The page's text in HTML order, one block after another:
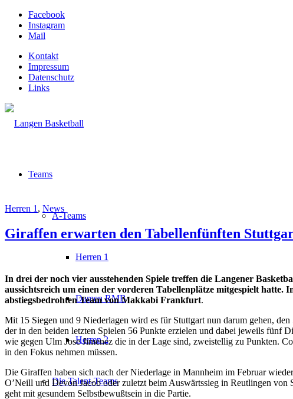
Facebook
Instagram
Mail
Kontakt
Impressum
Datenschutz
Links
Teams
A-Teams
Herren 1
Damen RMB
Herren 2
Die Talent-Teams
Herren 1 , News
Giraffen erwarten den Tabellenfünften
In drei der noch vier ausstehenden Spiele treffen die Langener
aussichtsreich um einen der vorderen Tabellenplätze mitgespielt
abstiegsbedrohten Team von Makkabi Frankfurt.
Mit 15 Siegen und 9 Niederlagen wird es für Stuttgart nun darum gehen,
der in den beiden letzten Spielen 56 Punkte erzielen und dabei jeweils
wie gegen Ulm Jose Jimenez die in der Lage sind, zweistellig zu Punkten.
in den Fokus nehmen müssen.
Die Giraffen haben sich nach der Niederlage in Mannheim im Februar
O’Neill und Devon Jacob oder zuletzt beim Auswärtssieg in Reutlingen von
geht mit gesundem Selbstbewußtsein in die Partie.